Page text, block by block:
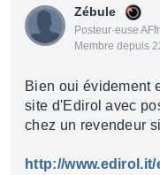
Zébule
Posteur·euse
Membre depuis
Bien oui évidement
site d'Edirol avec
chez un revendeur
http://